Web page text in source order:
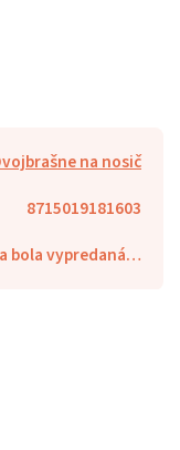
na nosič
8715019181603
bola vypredaná…